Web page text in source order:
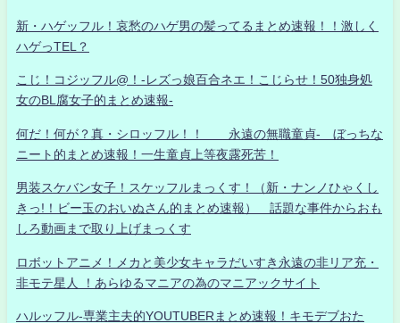
新・ハゲッフル！哀愁のハゲ男の髪ってるまとめ速報！！激しく
ハゲっTEL？
こじ！コジッフル@！-レズっ娘百合ネエ！こじらせ！50独身処
女のBL腐女子的まとめ速報-
何だ！何が？真・シロッフル！！ 永遠の無職童貞- ぼっちな
ニート的まとめ速報！一生童貞上等夜露死苦！
男装スケバン女子！スケッフルまっくす！（新・ナンノひゃくし
きっ!！ビー玉のおいぬさん的まとめ速報） 話題な事件からおも
しろ動画まで取り上げまっくす
ロボットアニメ！メカと美少女キャラだいすき永遠の非リア充・
非モテ星人 ！あらゆるマニアの為のマニアックサイト
ハルッフル-専業主夫的YOUTUBERまとめ速報！キモデブおた